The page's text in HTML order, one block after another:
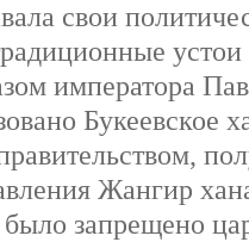
свои
устои
императора
Букеевское
Жангир
запрещено